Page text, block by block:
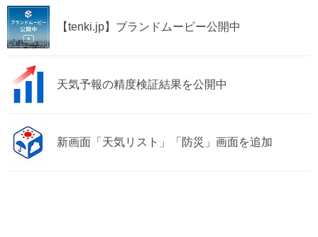
【tenki.jp】ブランドムービー公開中
天気予報の精度検証結果を公開中
新画面「天気リスト」「防災」画面を追加